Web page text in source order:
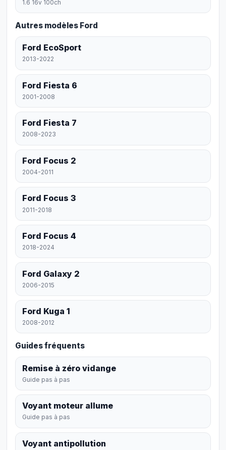
1.6 16v 100ch
Autres modèles Ford
Ford EcoSport
2013-2022
Ford Fiesta 6
2001-2008
Ford Fiesta 7
2008-2023
Ford Focus 2
2004-2011
Ford Focus 3
2011-2018
Ford Focus 4
2018-2024
Ford Galaxy 2
2006-2015
Ford Kuga 1
2008-2012
Guides fréquents
Remise à zéro vidange
Guide pas à pas
Voyant moteur allume
Guide pas à pas
Voyant antipollution